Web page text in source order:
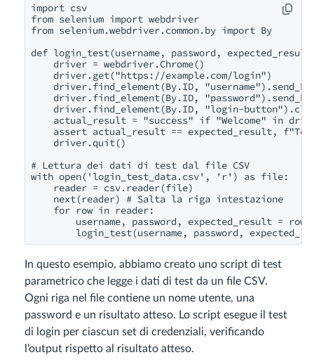
import csv
from selenium import webdriver
from selenium.webdriver.common.by import By
def login_test(username, password,
    driver = webdriver.Chrome()
    driver.get("https://example.com/login")
driver.find_element(By.ID,
driver.find_element(By.ID,
driver.find_element(By.ID, "login-
actual_result = "success" if "Welcome" in
assert actual_result == expected_result,
    driver.quit()
# Lettura dei dati di test dal file CSV
with open('login_test_data.csv', 'r') as file:
    reader = csv.reader(file)
    next(reader) # Salta la riga intestazione
    for row in reader:
        username, password, expected_result = row
In questo esempio, abbiamo creato uno script di test
parametrico che legge i dati di test da un file CSV.
Ogni riga nel file contiene un nome utente, una
password e un risultato atteso. Lo script esegue il test
di login per ciascun set di credenziali, verificando
l’output rispetto al risultato atteso.